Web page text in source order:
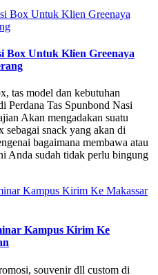
Box Untuk Klien Greenaya
tas model dan kebutuhan
Perdana Tas Spunbond Nasi
Akan mengadakan suatu
sebagai snack yang akan di
bagaimana membawa atau
Anda sudah tidak perlu bingung
Kampus Kirim Ke
souvenir dll custom di